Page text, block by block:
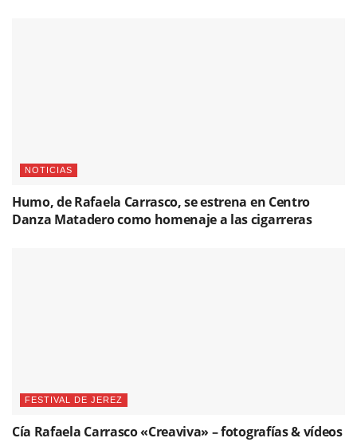
NOTICIAS
Humo, de Rafaela Carrasco, se estrena en Centro
Danza Matadero como homenaje a las cigarreras
FESTIVAL DE JEREZ
Cía Rafaela Carrasco «Creaviva» – fotografías & vídeos